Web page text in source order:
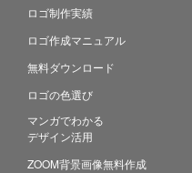
ロゴ制作実績
ロゴ作成マニュアル
無料ダウンロード
ロゴの色選び
マンガでわかる
デザイン活用
ZOOM背景画像無料作成